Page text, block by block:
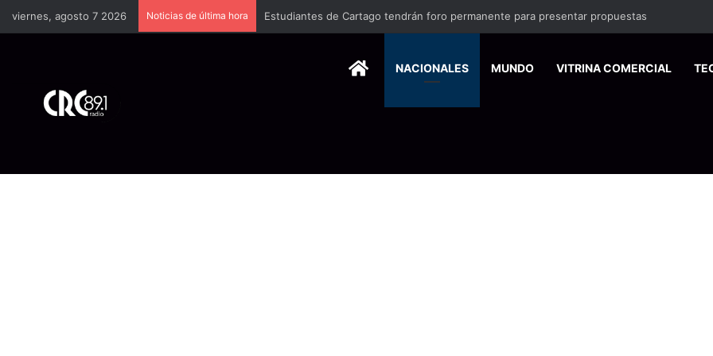
viernes, agosto 7 2026 Noticias de última hora Científicas de la UCR crean tecnología que limpia aguas residuales con hongos
HOMENACIONALES MUNDO VITRINA COMERCIAL